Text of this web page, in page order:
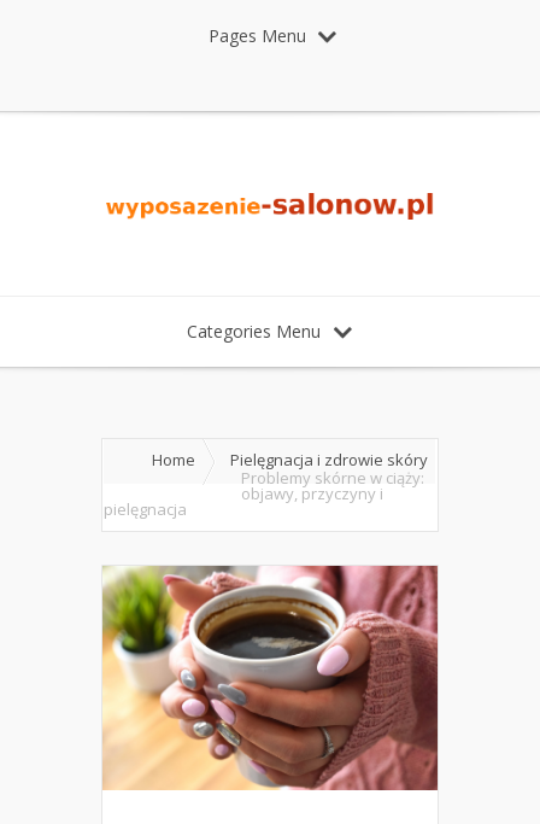
Pages Menu
Categories Menu
Home
Pielęgnacja i zdrowie skóry
Problemy skórne w ciąży:
objawy, przyczyny i
pielęgnacja